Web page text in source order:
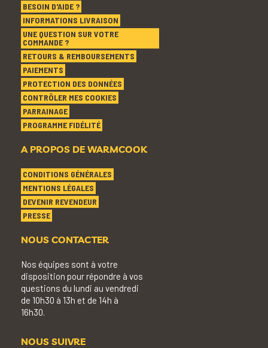
BESOIN D'AIDE ?
INFORMATIONS LIVRAISON
UNE QUESTION SUR VOTRE
COMMANDE ?
RETOURS & REMBOURSEMENTS
PAIEMENTS
PROTECTION DES DONNÉES
CONTRÔLER MES COOKIES
PARRAINAGE
PROGRAMME FIDÉLITÉ
A PROPOS DE WARMCOOK
CONDITIONS GÉNÉRALES
MENTIONS LÉGALES
DEVENIR REVENDEUR
PRESSE
NOUS CONTACTER
Nos équipes sont à votre
disposition pour répondre à vos
questions du lundi au vendredi
de 10h30 à 13h et de 14h à
16h30.
NOUS SUIVRE